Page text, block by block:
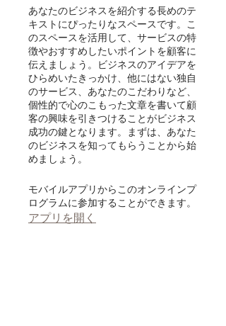
あなたのビジネスを紹介する長めのテ
キストにぴったりなスペースです。こ
のスペースを活用して、サービスの特
徴やおすすめしたいポイントを顧客に
伝えましょう。ビジネスのアイデアを
ひらめいたきっかけ、他にはない独自
のサービス、あなたのこだわりなど、
個性的で心のこもった文章を書いて顧
客の興味を引きつけることがビジネス
成功の鍵となります。まずは、あなた
のビジネスを知ってもらうことから始
モバイルアプリからこのオンラインプ
ログラムに参加することができます。
アプリを開く